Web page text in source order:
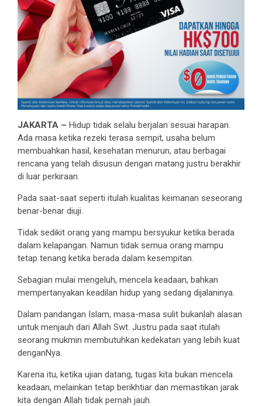
JAKARTA – Hidup tidak selalu berjalan sesuai harapan.
Ada masa ketika rezeki terasa sempit, usaha belum
membuahkan hasil, kesehatan menurun, atau berbagai
rencana yang telah disusun dengan matang justru berakhir
di luar perkiraan.
Pada saat-saat seperti itulah kualitas keimanan seseorang
benar-benar diuji.
Tidak sedikit orang yang mampu bersyukur ketika berada
dalam kelapangan. Namun tidak semua orang mampu
tetap tenang ketika berada dalam kesempitan.
Sebagian mulai mengeluh, mencela keadaan, bahkan
mempertanyakan keadilan hidup yang sedang dijalaninya.
Dalam pandangan Islam, masa-masa sulit bukanlah alasan
untuk menjauh dari Allah Swt. Justru pada saat itulah
seorang mukmin membutuhkan kedekatan yang lebih kuat
denganNya.
Karena itu, ketika ujian datang, tugas kita bukan mencela
keadaan, melainkan tetap berikhtiar dan memastikan jarak
kita dengan Allah tidak pernah jauh.